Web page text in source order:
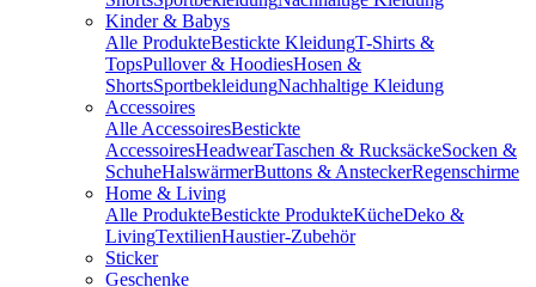
Kinder & Babys
Alle ProdukteBestickte KleidungT-Shirts &
TopsPullover & HoodiesHosen &
ShortsSportbekleidungNachhaltige Kleidung
Accessoires
Alle AccessoiresBestickte
AccessoiresHeadwearTaschen & RucksäckeSocken &
SchuheHalswärmerButtons & AnsteckerRegenschirme
Home & Living
Alle ProdukteBestickte ProdukteKücheDeko &
LivingTextilienHaustier-Zubehör
Sticker
Geschenke